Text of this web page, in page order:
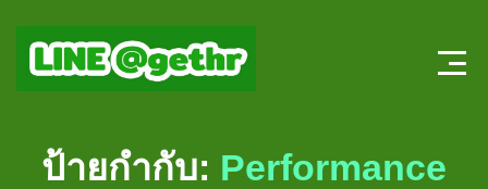
Home
ป้ายกำกับ: Performance